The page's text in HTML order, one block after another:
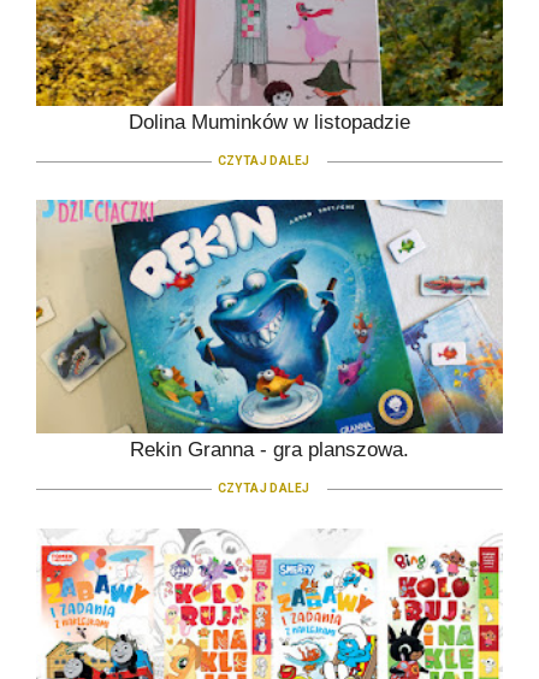
Dolina Muminków w listopadzie
CZYTAJ DALEJ
Rekin Granna - gra planszowa.
CZYTAJ DALEJ